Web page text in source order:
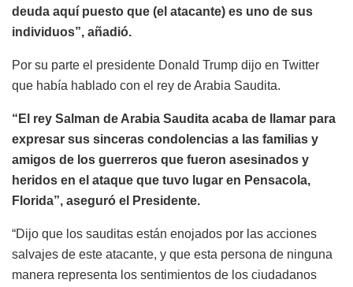
deuda aquí puesto que (el atacante) es uno de sus
individuos”, añadió.
Por su parte el presidente Donald Trump dijo en Twitter
que había hablado con el rey de Arabia Saudita.
“El rey Salman de Arabia Saudita acaba de llamar para
expresar sus sinceras condolencias a las familias y
amigos de los guerreros que fueron asesinados y
heridos en el ataque que tuvo lugar en Pensacola,
Florida”, aseguró el Presidente.
“Dijo que los sauditas están enojados por las acciones
salvajes de este atacante, y que esta persona de ninguna
manera representa los sentimientos de los ciudadanos